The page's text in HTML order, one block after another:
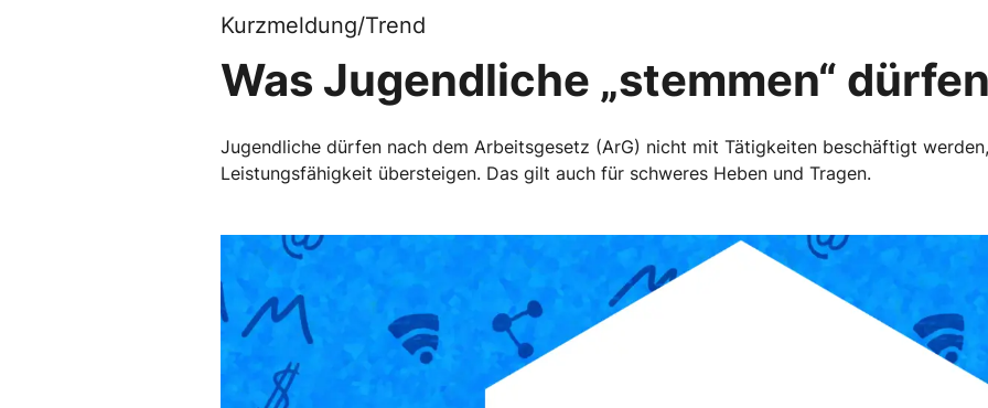
Kurzmeldung/Trend
Was Jugendliche „stemmen“
Jugendliche dürfen nach dem Arbeitsgesetz (ArG) nicht mit Tätigkeiten beschäftigt
Leistungsfähigkeit übersteigen. Das gilt auch für schweres Heben und Tragen.